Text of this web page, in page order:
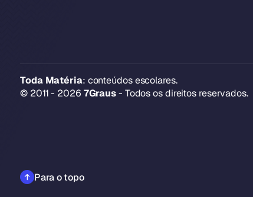
Toda Matéria: conteúdos escolares.
© 2011 - 2026 7Graus- Todos os direitos reservados.
Para o topo